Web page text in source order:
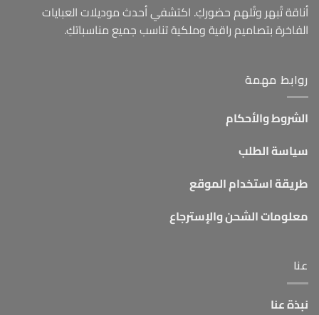
أناقة تُبهر وتُلهم حضوركِ. اكتشفي أحدث موديلات العبايات
الفاخرة بتصاميم راقية وملكية تناسب جميع مناسباتكِ.
روابط مهمة
الشروط والأحكام
سياسة الطلب
طريقة استخدام الموقع
معلومات الشحن والإسترجاع
عنا
نبذة عنا